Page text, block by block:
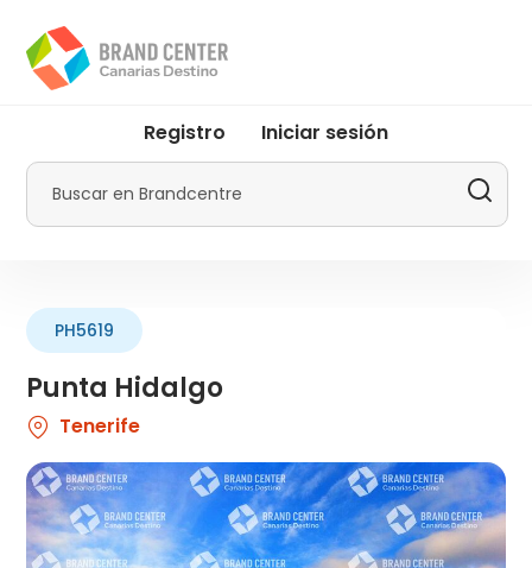
contenido
principal
menu
Promotur
Registro Iniciar sesión
Buscar
Punta Hidalgo
PH5619
Tenerife